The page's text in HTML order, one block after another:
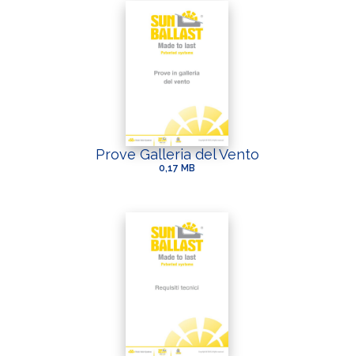
Prove Galleria del Vento
0,17 MB
Progettista
EPC